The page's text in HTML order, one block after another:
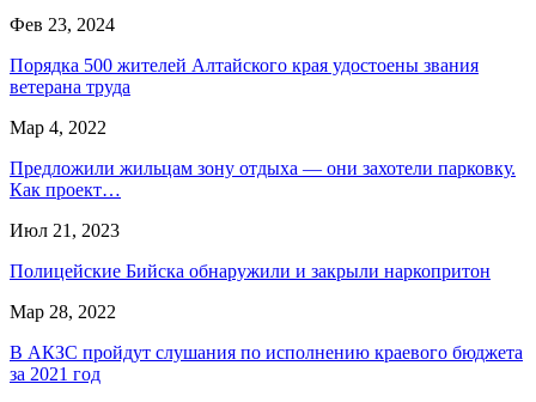
Фев 23, 2024
Порядка 500 жителей Алтайского края удостоены звания
ветерана труда
Мар 4, 2022
Предложили жильцам зону отдыха — они захотели парковку.
Как проект…
Июл 21, 2023
Полицейские Бийска обнаружили и закрыли наркопритон
Мар 28, 2022
В АКЗС пройдут слушания по исполнению краевого бюджета
за 2021 год